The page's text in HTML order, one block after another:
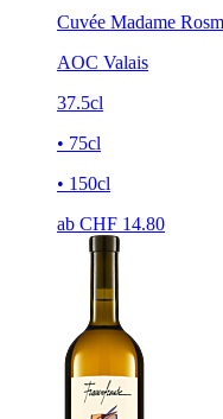
Cuvée Madame
AOC Valais
37.5cl
• 75cl
• 150cl
ab CHF 14.80